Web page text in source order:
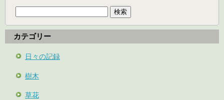
カテゴリー
日々の記録
樹木
草花